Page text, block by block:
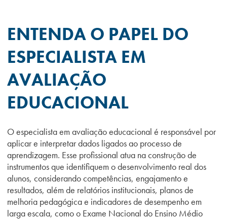
ENTENDA O PAPEL DO
ESPECIALISTA EM
AVALIAÇÃO
EDUCACIONAL
O especialista em avaliação educacional é responsável por
aplicar e interpretar dados ligados ao processo de
aprendizagem. Esse profissional atua na construção de
instrumentos que identifiquem o desenvolvimento real dos
alunos, considerando competências, engajamento e
resultados, além de relatórios institucionais, planos de
melhoria pedagógica e indicadores de desempenho em
larga escala, como o Exame Nacional do Ensino Médio